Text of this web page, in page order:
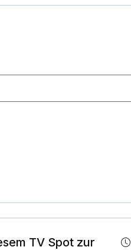
TV Spot zur